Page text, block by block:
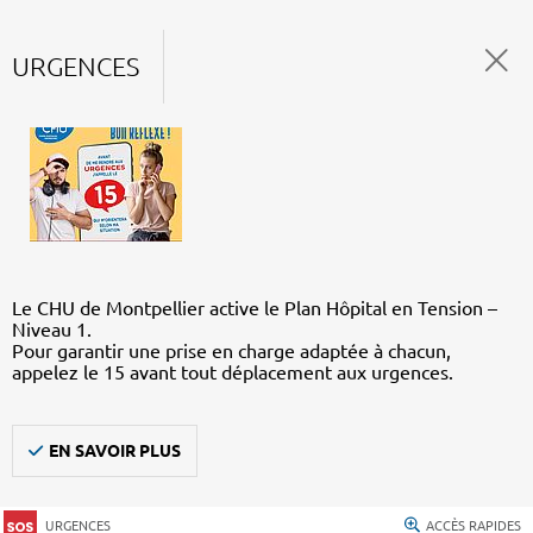
URGENCES
Le CHU de Montpellier active le Plan Hôpital en Tension –
Niveau 1.
Pour garantir une prise en charge adaptée à chacun,
appelez le 15 avant tout déplacement aux urgences.
EN SAVOIR PLUS
URGENCES ACCÈS RAPIDES